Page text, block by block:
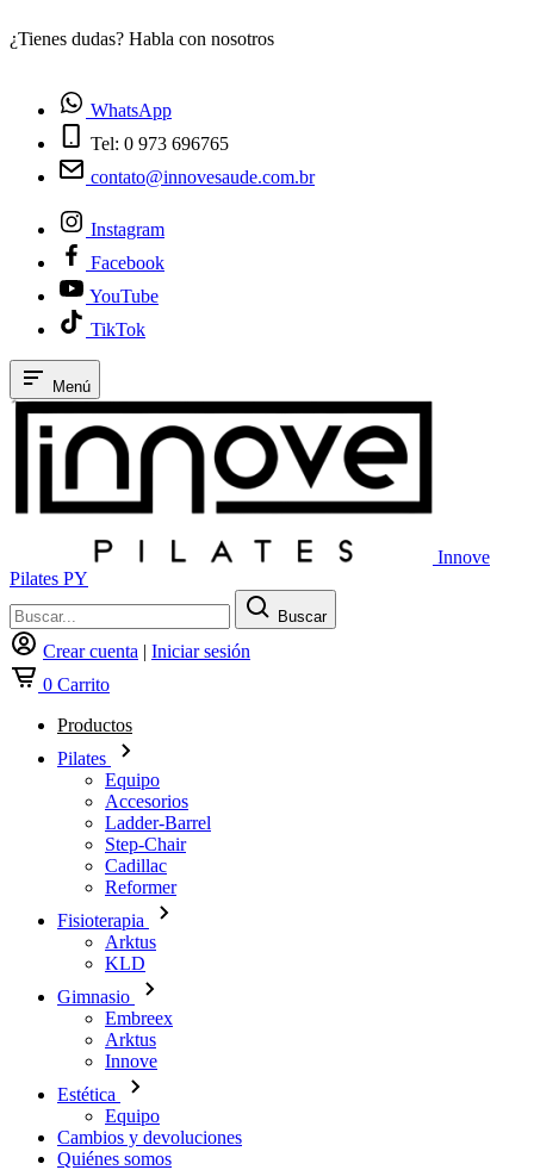
¿Tienes dudas? Habla con nosotros
WhatsApp
Tel: 0 973 696765
contato@innovesaude.com.br
Instagram
Facebook
YouTube
TikTok
Menú
Innove
Pilates PY
Buscar
Crear cuenta | Iniciar sesión
0 Carrito
Productos
Pilates
Equipo
Accesorios
Ladder-Barrel
Step-Chair
Cadillac
Reformer
Fisioterapia
Arktus
KLD
Gimnasio
Embreex
Arktus
Innove
Estética
Equipo
Cambios y devoluciones
Quiénes somos